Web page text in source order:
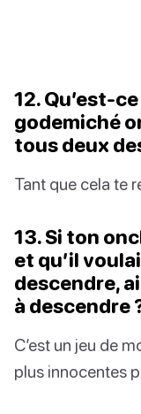
12. Qu’est-
godemiché
tous deux
Tant que cela te
13. Si ton
et qu’il
descendre,
à descendre
C’est un jeu de
plus innocentes